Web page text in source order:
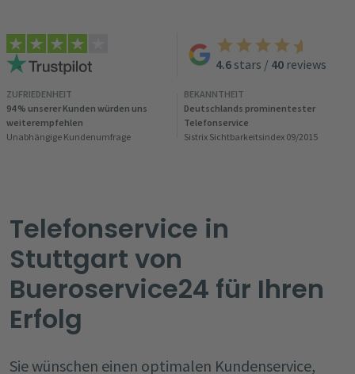
4.6stars / 40 reviews
ZUFRIEDENHEIT
94 % unserer Kunden würden uns
weiterempfehlen
Unabhängige Kundenumfrage
BEKANNTHEIT
Deutschlands prominentester
Telefonservice
Sistrix Sichtbarkeitsindex 09/2015
Telefonservice in
Stuttgart von
Bueroservice24 für Ihren
Erfolg
Sie wünschen einen optimalen Kundenservice,